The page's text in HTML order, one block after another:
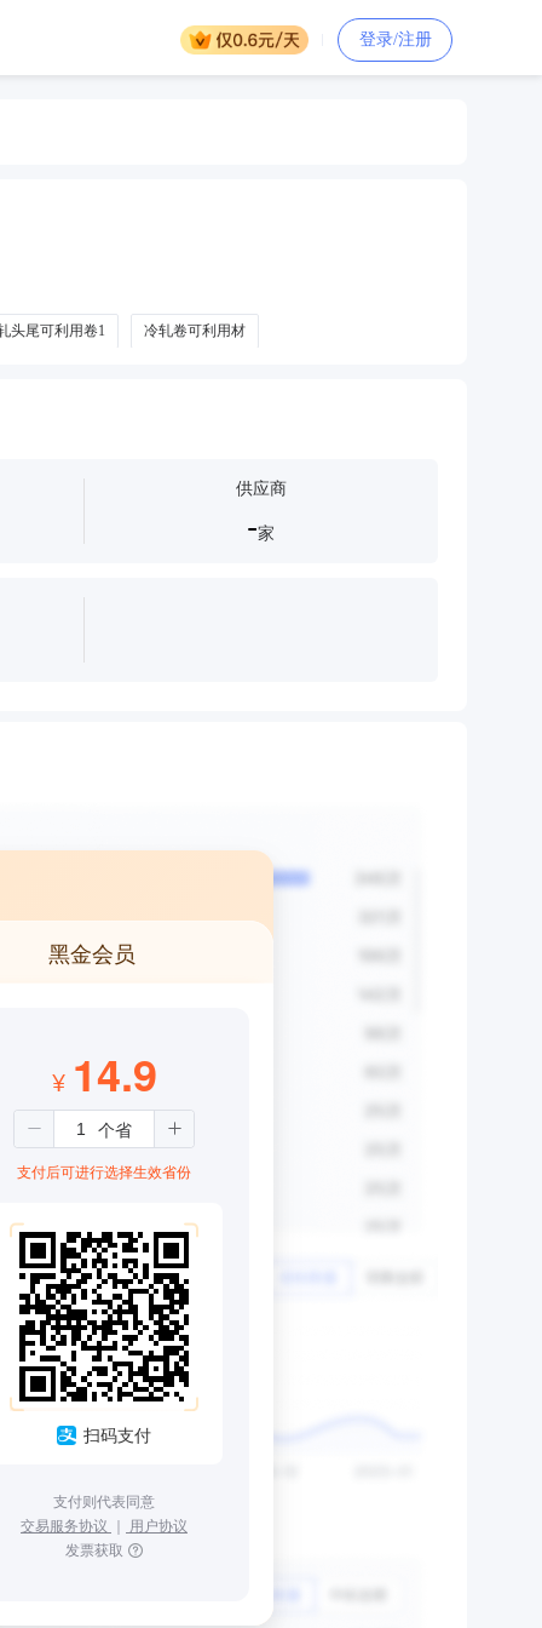
登录/注册
头尾可利用卷1 冷轧卷可利用材
供应商
-家
黑金会员
¥ 14.9
支付后可进行选择生效省份
扫码支付
支付则代表同意
交易服务协议 ｜ 用户协议
发票获取